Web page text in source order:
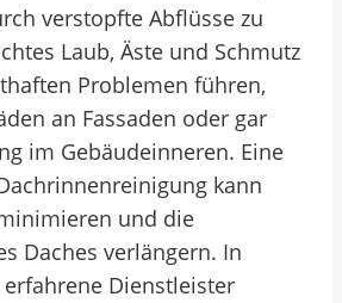
verstopfte Abflüsse zu
Laub, Äste und Schmutz
Problemen führen,
an Fassaden oder gar
im Gebäudeinneren. Eine
kann
und die
Daches verlängern. In
Dienstleister